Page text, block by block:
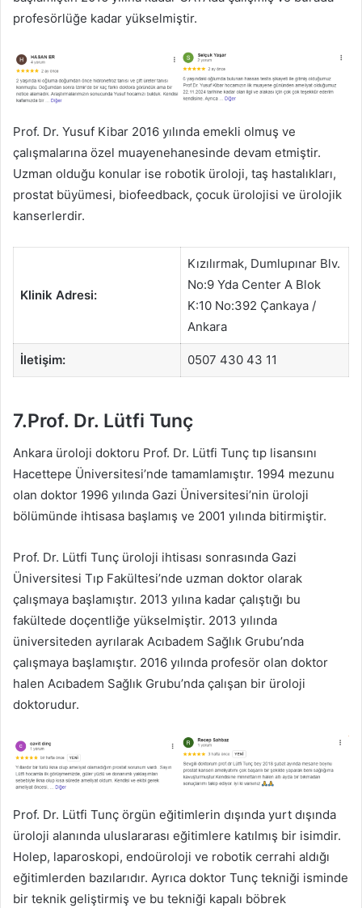
profesörlüğe kadar yükselmiştir.
Prof. Dr. Yusuf Kibar 2016 yılında emekli olmuş ve
çalışmalarına özel muayenehanesinde devam etmiştir.
Uzman olduğu konular ise robotik üroloji, taş hastalıkları,
prostat büyümesi, biofeedback, çocuk ürolojisi ve ürolojik
kanserlerdir.
Klinik Adresi:
Kızılırmak, Dumlupınar Blv.
No:9 Yda Center A Blok
K:10 No:392 Çankaya /
Ankara
İletişim: 0507 430 43 11
7.Prof. Dr. Lütfi Tunç
Ankara üroloji doktoru Prof. Dr. Lütfi Tunç tıp lisansını
Hacettepe Üniversitesi’nde tamamlamıştır. 1994 mezunu
olan doktor 1996 yılında Gazi Üniversitesi’nin üroloji
bölümünde ihtisasa başlamış ve 2001 yılında bitirmiştir.
Prof. Dr. Lütfi Tunç üroloji ihtisası sonrasında Gazi
Üniversitesi Tıp Fakültesi’nde uzman doktor olarak
çalışmaya başlamıştır. 2013 yılına kadar çalıştığı bu
fakültede doçentliğe yükselmiştir. 2013 yılında
üniversiteden ayrılarak Acıbadem Sağlık Grubu’nda
çalışmaya başlamıştır. 2016 yılında profesör olan doktor
halen Acıbadem Sağlık Grubu’nda çalışan bir üroloji
doktorudur.
Prof. Dr. Lütfi Tunç örgün eğitimlerin dışında yurt dışında
üroloji alanında uluslararası eğitimlere katılmış bir isimdir.
Holep, laparoskopi, endoüroloji ve robotik cerrahi aldığı
eğitimlerden bazılarıdır. Ayrıca doktor Tunç tekniği isminde
bir teknik geliştirmiş ve bu tekniği kapalı böbrek